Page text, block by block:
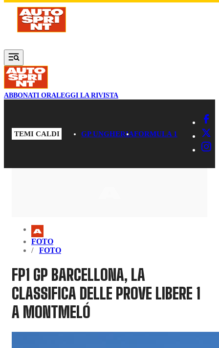
Vai al contenuto principale
ABBONATI ORALEGGI LA RIVISTA
TEMI CALDI GP UNGHERIAFORMULA 1
FOTO
FOTO
FP1 GP BARCELLONA, LA
CLASSIFICA DELLE PROVE LIBERE 1
A MONTMELÓ